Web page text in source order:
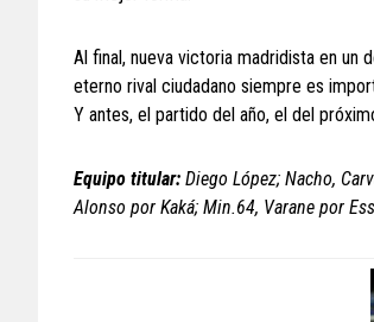
Al final, nueva victoria madridista en
eterno rival ciudadano siempre es
Y antes, el partido del año, el del
Equipo titular: Diego López; Nacho,
Alonso por Kaká; Min.64, Varane por